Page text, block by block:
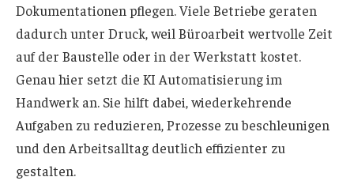
Dokumentationen pflegen. Viele Betriebe geraten
dadurch unter Druck, weil Büroarbeit wertvolle Zeit
auf der Baustelle oder in der Werkstatt kostet.
Genau hier setzt die KI Automatisierung im
Handwerk an. Sie hilft dabei, wiederkehrende
Aufgaben zu reduzieren, Prozesse zu beschleunigen
und den Arbeitsalltag deutlich effizienter zu
gestalten.